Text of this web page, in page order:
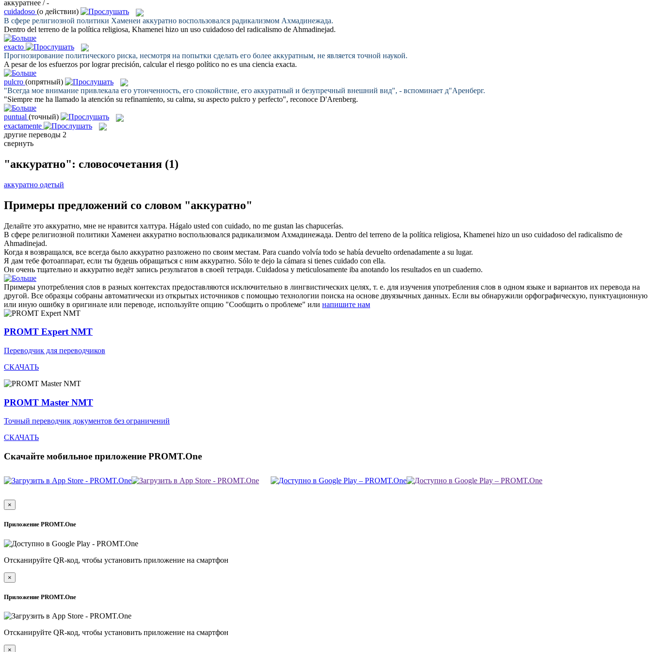
аккуратнее / -
cuidadoso (о действии)
В сфере религиозной политики Хаменеи аккуратно воспользовался радикализмом Ахмадинежада.
Dentro del terreno de la política religiosa, Khamenei hizo un uso cuidadoso del radicalismo de Ahmadinejad.
exacto
Прогнозирование политического риска, несмотря на попытки сделать его более аккуратным, не является точной наукой.
A pesar de los esfuerzos por lograr precisión, calcular el riesgo político no es una ciencia exacta.
pulcro (опрятный)
"Всегда мое внимание привлекала его утонченность, его спокойствие, его аккуратный и безупречный внешний вид", - вспоминает д"Аренберг.
"Siempre me ha llamado la atención su refinamiento, su calma, su aspecto pulcro y perfecto", reconoce D'Arenberg.
puntual (точный)
exactamente
другие переводы 2
свернуть
"аккуратно": словосочетания (1)
аккуратно одетый
Примеры предложений со словом "аккуратно"
Делайте это аккуратно, мне не нравится халтура. Hágalo usted con cuidado, no me gustan las chapucerías.
В сфере религиозной политики Хаменеи аккуратно воспользовался радикализмом Ахмадинежада. Dentro del terreno de la política religiosa, Khamenei hizo un uso cuidadoso del radicalismo de
Ahmadinejad.
Когда я возвращался, все всегда было аккуратно разложено по своим местам. Para cuando volvía todo se había devuelto ordenadamente a su lugar.
Я дам тебе фотоаппарат, если ты будешь обращаться с ним аккуратно. Sólo te dejo la cámara si tienes cuidado con ella.
Он очень тщательно и аккуратно ведёт запись результатов в своей тетради. Cuidadosa y meticulosamente iba anotando los resultados en un cuaderno.
Примеры употребления слов в разных контекстах предоставляются исключительно в лингвистических целях, т. е. для изучения употребления слов в одном языке и вариантов их перевода на
другой. Все образцы собраны автоматически из открытых источников с помощью технологии поиска на основе двуязычных данных. Если вы обнаружили орфографическую, пунктуационную
или иную ошибку в оригинале или переводе, используйте опцию "Сообщить о проблеме" или напишите нам
PROMT Expert NMT
Переводчик для переводчиков
СКАЧАТЬ
PROMT Master NMT
Точный переводчик документов без ограничений
СКАЧАТЬ
Скачайте мобильное приложение PROMT.One
×
Приложение PROMT.One
Отсканируйте QR-код, чтобы установить приложение на смартфон
×
Приложение PROMT.One
Отсканируйте QR-код, чтобы установить приложение на смартфон
×